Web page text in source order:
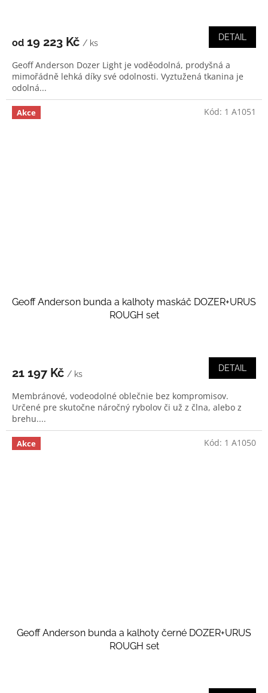
od 19 223 Kč / ks
DETAIL
Geoff Anderson Dozer Light je voděodolná, prodyšná a
mimořádně lehká díky své odolnosti. Vyztužená tkanina je
odolná...
Akce
Geoff Anderson bunda a kalhoty maskáč DOZER+URUS
ROUGH set
21 197 Kč / ks
DETAIL
Membránové, vodeodolné oblečnie bez kompromisov.
Určené pre skutočne náročný rybolov či už z člna, alebo z
brehu....
Kód: 1 A1051
Akce
Geoff Anderson bunda a kalhoty černé DOZER+URUS
ROUGH set
Kód: 1 A1050